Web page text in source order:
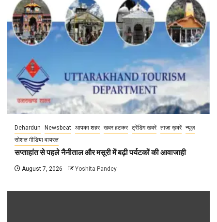
Dehardun Newsbeat आपका शहर खबर हटकर ट्रेंडिंग खबरें ताज़ा ख़बरें न्यूज़
सोशल मीडिया वायरल
सप्ताहांत से पहले नैनीताल और मसूरी में बढ़ी पर्यटकों की आवाजाही
August 7, 2026 Yoshita Pandey